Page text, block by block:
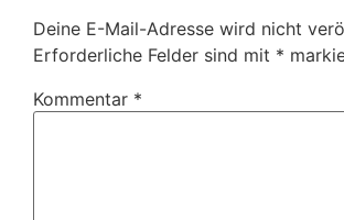
Deine E-Mail-Adresse wird nicht
Erforderliche Felder sind mit *
Kommentar *